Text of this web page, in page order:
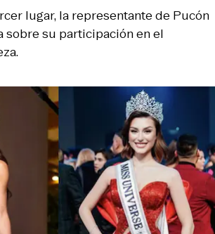
lugar, la representante de Pucón
sobre su participación en el